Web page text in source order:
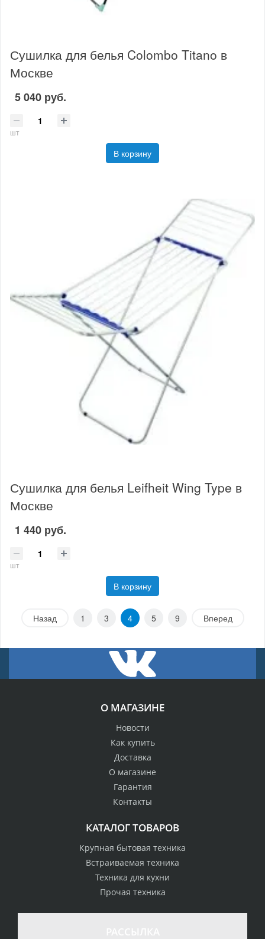
Сушилка для белья Colombo Titano в
Москве
5 040 руб.
шт
В корзину
Сушилка для белья Leifheit Wing Type в
Москве
1 440 руб.
шт
В корзину
Назад 1 3 4 5 9 Вперед
О МАГАЗИНЕ
Новости
Как купить
Доставка
О магазине
Гарантия
Контакты
КАТАЛОГ ТОВАРОВ
Крупная бытовая техника
Встраиваемая техника
Техника для кухни
Прочая техника